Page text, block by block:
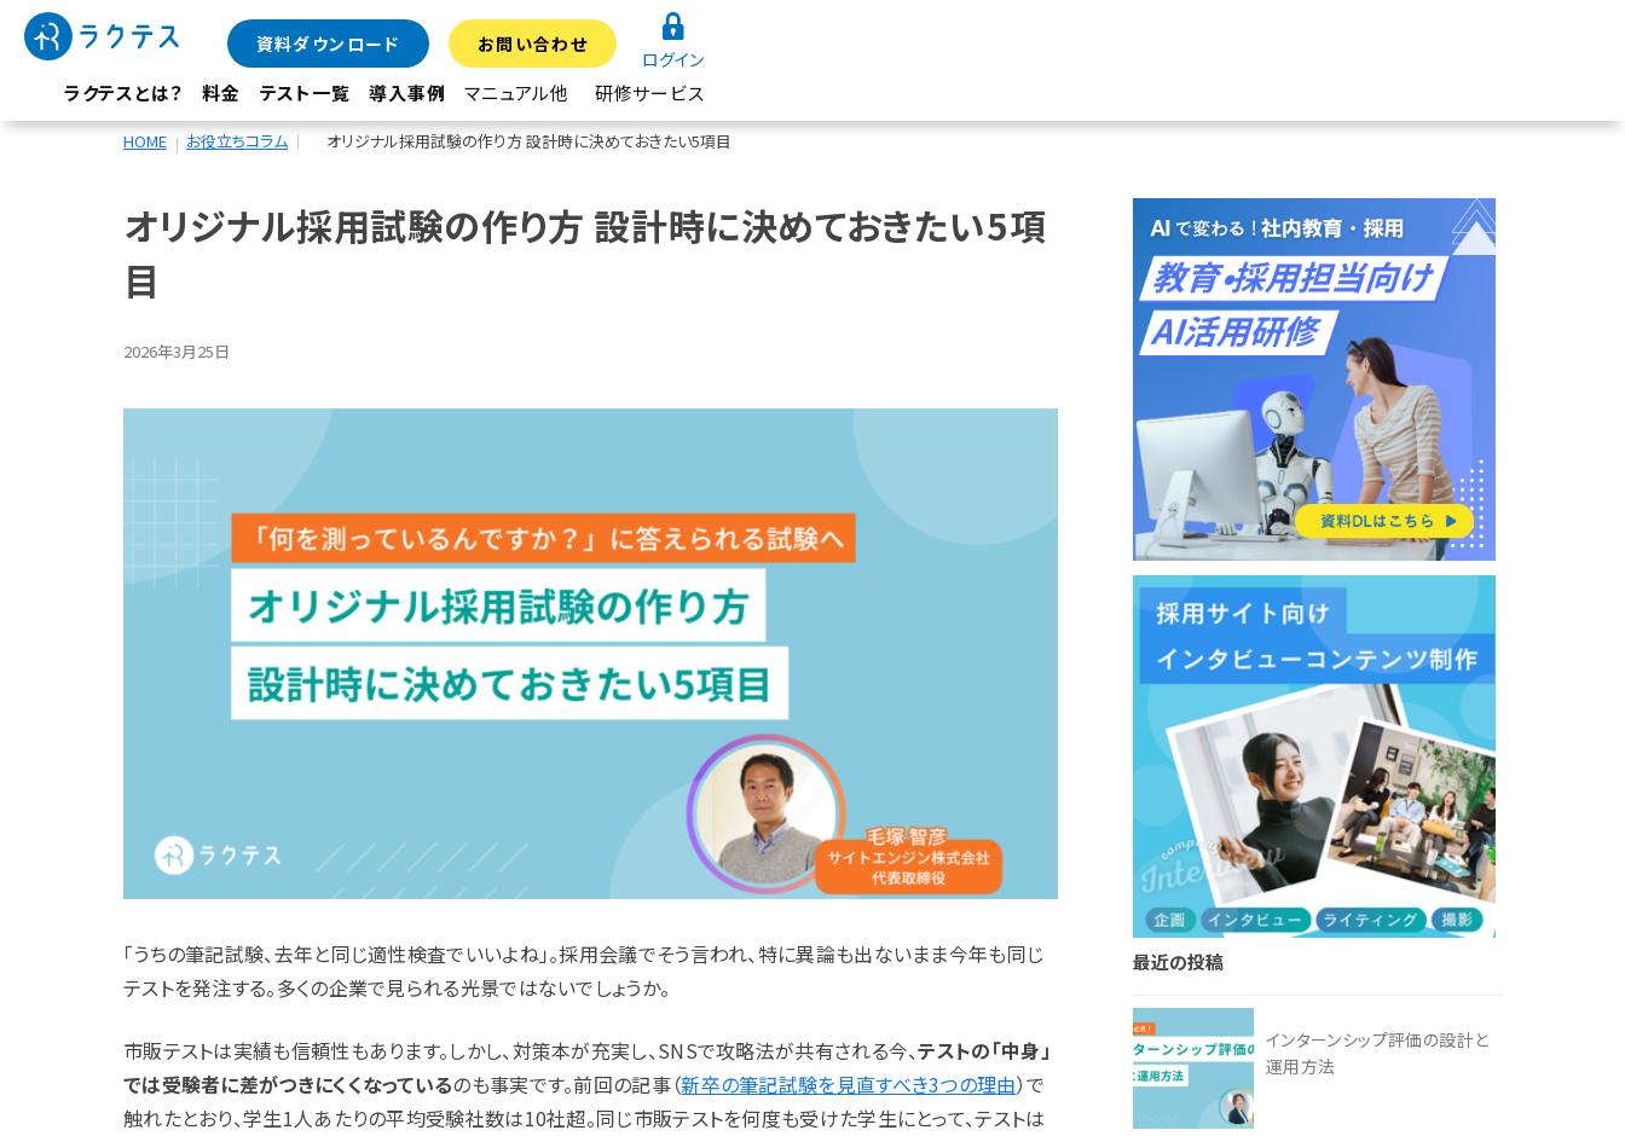
ラクテスとは？ 料金 テスト一覧 導入事例 マニュアル他 研修サービス
資料ダウンロード お問い合わせ
ログイン
HOME お役立ちコラム オリジナル採用試験の作り方 設計時に決めておきたい5項目
オリジナル採用試験の作り方 設計時に決めておきたい5項
目
2026年3月25日
「うちの筆記試験、去年と同じ適性検査でいいよね」。採用会議でそう言われ、特に異論も出ないまま今年も同じ
テストを発注する。多くの企業で見られる光景ではないでしょうか。
市販テストは実績も信頼性もあります。しかし、対策本が充実し、SNSで攻略法が共有される今、テストの「中身」
では受験者に差がつきにくくなっているのも事実です。前回の記事（新卒の筆記試験を見直すべき3つの理由）で
触れたとおり、学生1人あたりの平均受験社数は10社超。同じ市販テストを何度も受けた学生にとって、テストは
最近の投稿
インターンシップ評価の設計と
運用方法